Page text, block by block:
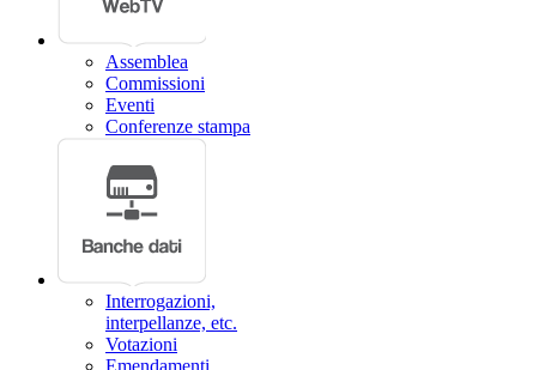
Assemblea
Commissioni
Eventi
Conferenze stampa
Interrogazioni,
interpellanze, etc.
Votazioni
Emendamenti